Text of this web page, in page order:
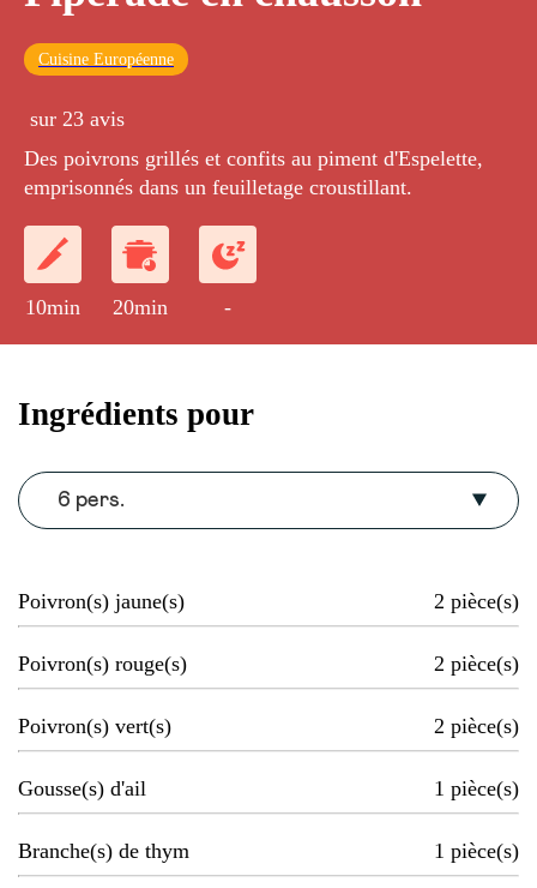
Cuisine Européenne
sur 23 avis
Des poivrons grillés et confits au piment d'Espelette,
emprisonnés dans un feuilletage croustillant.
10min 20min -
Ingrédients pour
6 pers.
Poivron(s) jaune(s) 2 pièce(s)
Poivron(s) rouge(s) 2 pièce(s)
Poivron(s) vert(s) 2 pièce(s)
Gousse(s) d'ail 1 pièce(s)
Branche(s) de thym 1 pièce(s)